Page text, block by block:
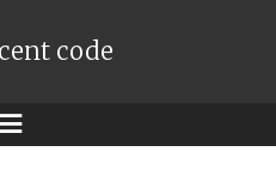
code
Meniu